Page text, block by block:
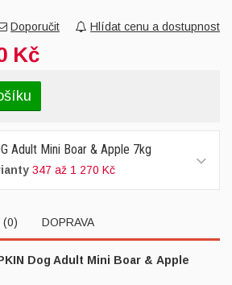
Doporučit Hlídat cenu a dostupnost
Kč
Adult Mini Boar & Apple 7kg
347 až 1 270 Kč
(0) DOPRAVA
Dog Adult Mini Boar & Apple